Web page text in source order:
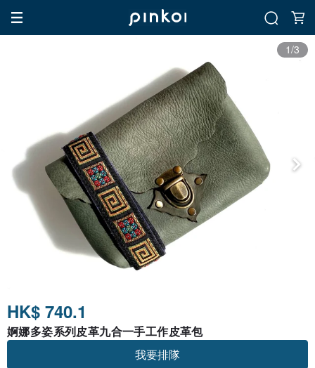
1/3
HK$ 740.1
婀娜多姿系列皮革九合一手工作皮革包
我要排隊